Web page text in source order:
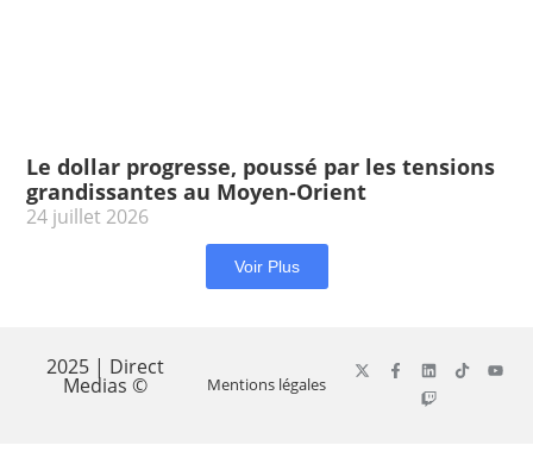
Le dollar progresse, poussé par les tensions
grandissantes au Moyen-Orient
24 juillet 2026
Voir Plus
2025 | Direct
Medias © Mentions légales